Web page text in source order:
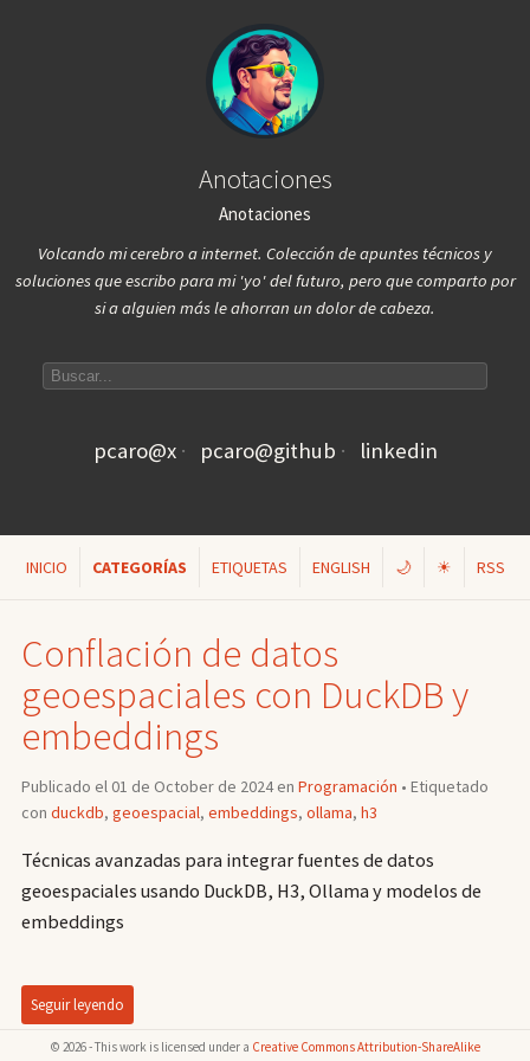
Anotaciones
Anotaciones
Volcando mi cerebro a internet. Colección de apuntes técnicos y
soluciones que escribo para mi 'yo' del futuro, pero que comparto por
si a alguien más le ahorran un dolor de cabeza.
pcaro@x pcaro@github linkedin
INICIO CATEGORÍAS ETIQUETAS ENGLISH 🌙 ☀ RSS
Conflación de datos
geoespaciales con DuckDB y
embeddings
Publicado el 01 de October de 2024 en Programación • Etiquetado
con duckdb, geoespacial, embeddings, ollama, h3
Técnicas avanzadas para integrar fuentes de datos
geoespaciales usando DuckDB, H3, Ollama y modelos de
embeddings
Seguir leyendo
© 2026 - This work is licensed under a Creative Commons Attribution-ShareAlike